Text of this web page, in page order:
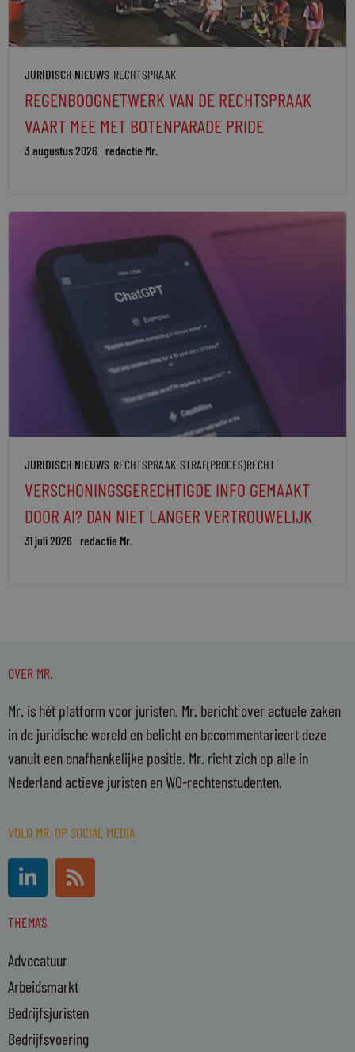
JURIDISCH NIEUWS RECHTSPRAAK
REGENBOOGNETWERK VAN DE RECHTSPRAAK
VAART MEE MET BOTENPARADE PRIDE
3 augustus 2026 redactie Mr.
JURIDISCH NIEUWS RECHTSPRAAK STRAF(PROCES)RECHT
VERSCHONINGSGERECHTIGDE INFO GEMAAKT
DOOR AI? DAN NIET LANGER VERTROUWELIJK
31 juli 2026 redactie Mr.
OVER MR.
Mr. is hét platform voor juristen. Mr. bericht over actuele zaken
in de juridische wereld en belicht en becommentarieert deze
vanuit een onafhankelijke positie. Mr. richt zich op alle in
Nederland actieve juristen en WO-rechtenstudenten.
VOLG MR. OP SOCIAL MEDIA
L
i
n
k
d
i
n
-
i
R
s
s
THEMA'S
Advocatuur
Arbeidsmarkt
Bedrijfsjuristen
Bedrijfsvoering